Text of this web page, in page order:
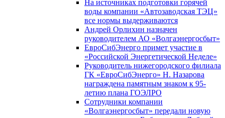
На источниках подготовки горячей
воды компании «Автозаводская ТЭЦ»
все нормы выдерживаются
Андрей Орлихин назначен
руководителем АО «Волгаэнергосбыт»
ЕвроСибЭнерго примет участие в
«Российской Энергетической Неделе»
Руководитель нижегородского филиала
ГК «ЕвроСибЭнерго» Н. Назарова
награждена памятным знаком к 95-
летию плана ГОЭЛРО
Сотрудники компании
«Волгаэнергосбыт» передали новую